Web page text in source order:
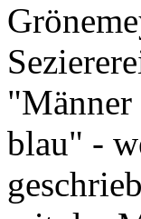
"Männer
blau" -